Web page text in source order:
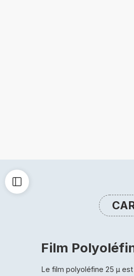
Film
Le film polyoléfine 25 µ